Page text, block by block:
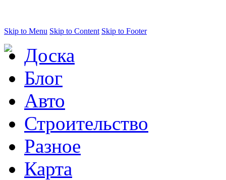
Skip to Menu Skip to Content Skip to Footer
Доска
Блог
Авто
Строительство
Разное
Карта